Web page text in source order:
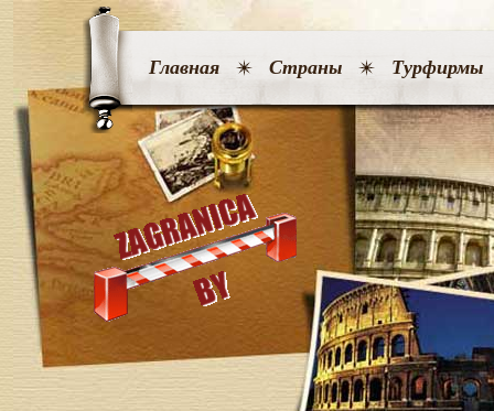
Главная Страны Турфирмы